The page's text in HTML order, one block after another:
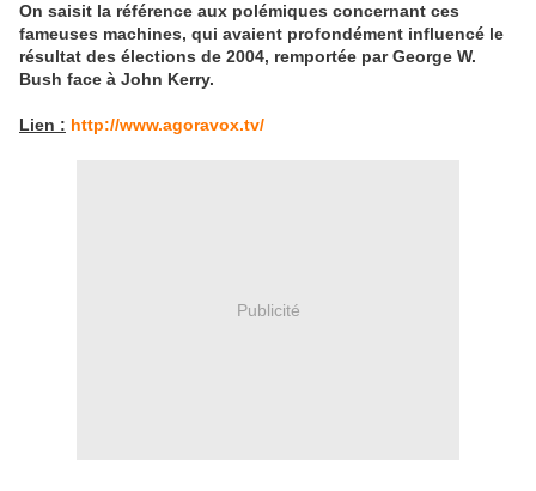
On saisit la référence aux polémiques concernant ces
fameuses machines, qui avaient profondément influencé le
résultat des élections de 2004, remportée par George W.
Bush face à John Kerry.
Lien : http://www.agoravox.tv/
Publicité